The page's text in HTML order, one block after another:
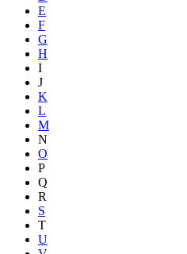
E
F
G
H
I
J
K
L
M
N
O
P
Q
R
S
T
U